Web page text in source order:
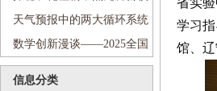
普进校园活动走进珠江街第五
小学
园——2025全国科技周“传递科
学梦想”科普进校园活动走进沈
阳市第七中学
天气预报中的两大循环系统
——2025全国科技周“传递科学
梦想”科普进校园活动走进沈阳
数学创新漫谈——2025全国
科技周“传递科学梦想”科普进
信息分类
省实
学习
馆、